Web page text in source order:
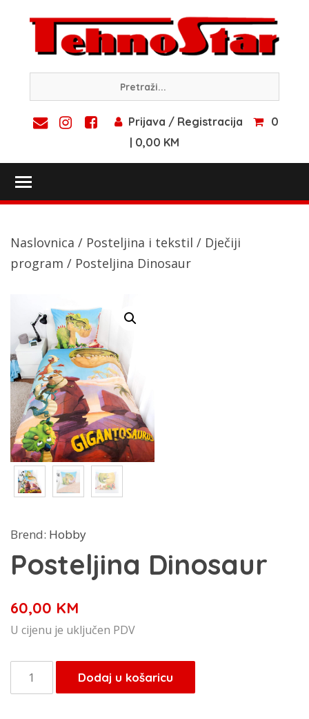
content
Prijava / Registracija
0
| 0,00 KM
Naslovnica / Posteljina i tekstil / Dječiji
program / Posteljina Dinosaur
Brend: Hobby
Posteljina Dinosaur
60,00 KM
U cijenu je uključen PDV
Posteljina
Dinosaur
Dodaj u košaricu